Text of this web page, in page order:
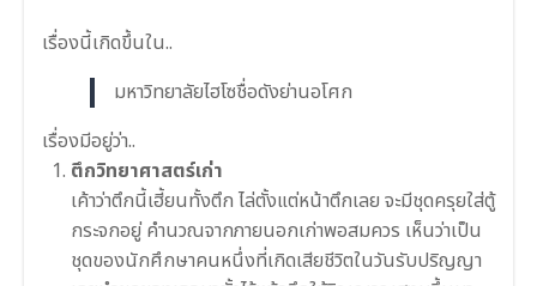
เรื่องนี้เกิดขึ้นใน..
มหาวิทยาลัยไฮโซชื่อดังย่านอโศก
เรื่องมีอยู่ว่า..
ตึกวิทยาศาสตร์เก่า
เค้าว่าตึกนี้เฮี้ยนทั้งตึก ไล่ตั้งแต่หน้าตึกเลย จะมีชุดครุยใส่ตู้
กระจกอยู่ คำนวณจากภายนอกเก่าพอสมควร เห็นว่าเป็น
ชุดของนักศึกษาคนหนึ่งที่เกิดเสียชีวิตในวันรับปริญญา